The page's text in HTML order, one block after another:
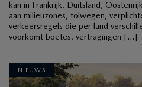
kan in Frankrijk, Duitsland,
aan milieuzones, tolwegen,
verkeersregels die per land
voorkomt boetes, vertragingen […]
NIEUWS